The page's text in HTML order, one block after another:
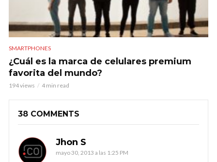
SMARTPHONES
¿Cuál es la marca de celulares premium
favorita del mundo?
194 views 4 min read
38 COMMENTS
Jhon S
mayo 30, 2013 a las 1:25 PM